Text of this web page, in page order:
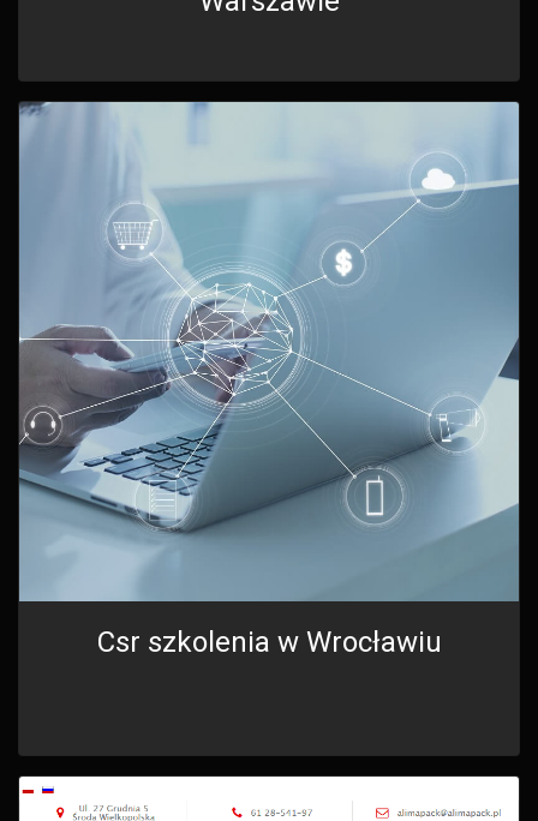
Csr szkolenia w Wrocławiu